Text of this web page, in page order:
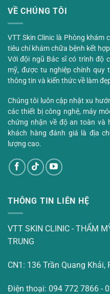
VỀ CHÚNG TÔI
VTT Skin Clinic là Phòng khám
tiêu chí khám chữa bệnh kết
Với đội ngũ Bác sĩ có trình độ
mỹ, được tu nghiệp chính quy
thông tin và kiến thức về làm
Chúng tôi luôn cập nhật xu
các thiết bị công nghệ, máy
chứng nhận về độ an toàn và
khách hàng đánh giá là địa
lượng cao.
THÔNG TIN LIÊN HỆ
VTT SKIN CLINIC - THẨM
TRUNG
CN1: 136 Trần Quang Khải,
Điện thoại: 094 772 7866 -